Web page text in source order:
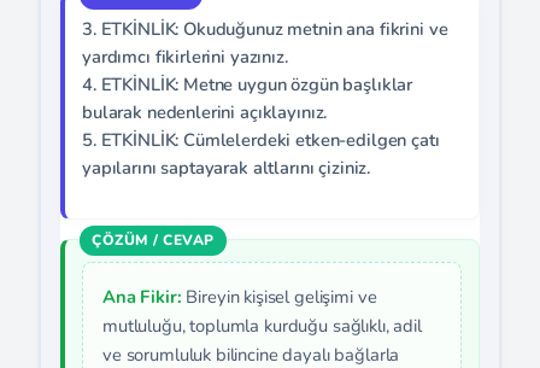
3. ETKİNLİK: Okuduğunuz metnin ana fikrini ve
yardımcı fikirlerini yazınız.
4. ETKİNLİK: Metne uygun özgün başlıklar
bularak nedenlerini açıklayınız.
5. ETKİNLİK: Cümlelerdeki etken-edilgen çatı
yapılarını saptayarak altlarını çiziniz.
Ana Fikir: Bireyin kişisel gelişimi ve
mutluluğu, toplumla kurduğu sağlıklı, adil
ve sorumluluk bilincine dayalı bağlarla